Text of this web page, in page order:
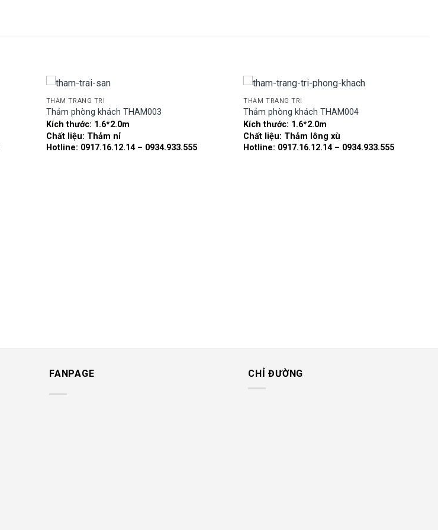
THẢM TRANG TRÍ
Thảm phòng khách THAM003
Kích thước: 1.6*2.0m
Chất liệu: Thảm nỉ
Hotline: 0917.16.12.14 – 0934.933.555
THẢM TRANG TRÍ
Thảm phòng khách THAM004
Kích thước: 1.6*2.0m
Chất liệu: Thảm lông xù
Hotline: 0917.16.12.14 – 0934.933.555
FANPAGE CHỈ ĐƯỜNG